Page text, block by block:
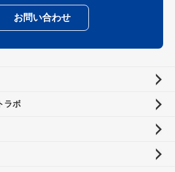
お問い合わせ
ラボ